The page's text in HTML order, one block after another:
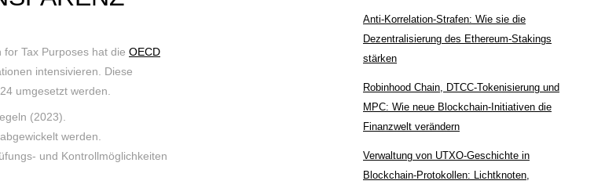
Tax Purposes hat die OECD
intensivieren. Diese
umgesetzt werden.
(2023).
werden.
und Kontrollmöglichkeiten
Anti-Korrelation-Strafen: Wie sie die
Dezentralisierung des Ethereum-Stakings
stärken
Robinhood Chain, DTCC-Tokenisierung und
MPC: Wie neue Blockchain-Initiativen die
Finanzwelt verändern
Verwaltung von UTXO-Geschichte in
Blockchain-Protokollen: Lichtknoten,